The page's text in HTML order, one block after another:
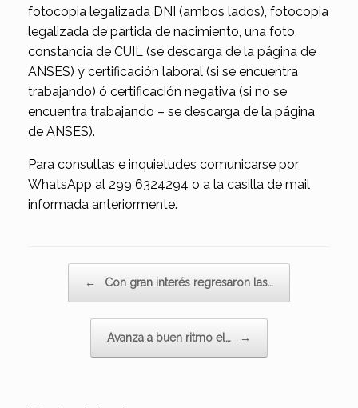
fotocopia legalizada DNI (ambos lados), fotocopia
legalizada de partida de nacimiento, una foto,
constancia de CUIL (se descarga de la página de
ANSES) y certificación laboral (si se encuentra
trabajando) ó certificación negativa (si no se
encuentra trabajando – se descarga de la página
de ANSES).
Para consultas e inquietudes comunicarse por
WhatsApp al 299 6324294 o a la casilla de mail
informada anteriormente.
← Con gran interés regresaron las…
Avanza a buen ritmo el… →